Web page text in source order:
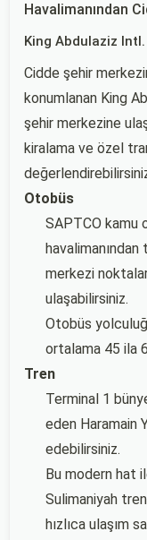
Havalimanından
King Abdulaziz Intl.
Cidde şehir
konumlanan King
şehir merkezine
kiralama ve özel
Otobüs
SAPTCO kamu
merkezi
ulaşabilirsiniz.
Otobüs
ortalama 45 ila
Tren
Terminal 1
eden Haramain
edebilirsiniz.
Bu modern hat
Sulimaniyah
hızlıca ulaşım